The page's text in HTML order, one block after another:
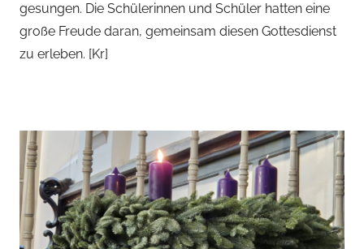
r
gesungen. Die Schülerinnen und Schüler hatten eine
große Freude daran, gemeinsam diesen Gottesdienst
zu erleben. [Kr]